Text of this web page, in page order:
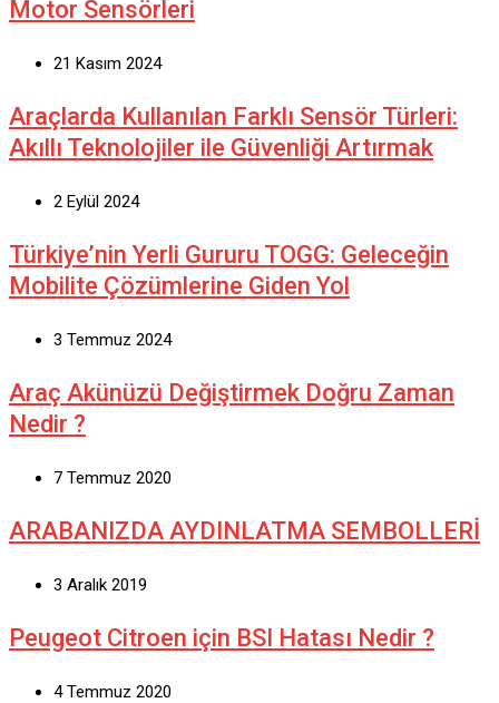
Motor Sensörleri
21 Kasım 2024
Araçlarda Kullanılan Farklı Sensör Türleri:
Akıllı Teknolojiler ile Güvenliği Artırmak
2 Eylül 2024
Türkiye’nin Yerli Gururu TOGG: Geleceğin
Mobilite Çözümlerine Giden Yol
3 Temmuz 2024
Araç Akünüzü Değiştirmek Doğru Zaman
Nedir ?
7 Temmuz 2020
ARABANIZDA AYDINLATMA SEMBOLLERİ
3 Aralık 2019
Peugeot Citroen için BSI Hatası Nedir ?
4 Temmuz 2020